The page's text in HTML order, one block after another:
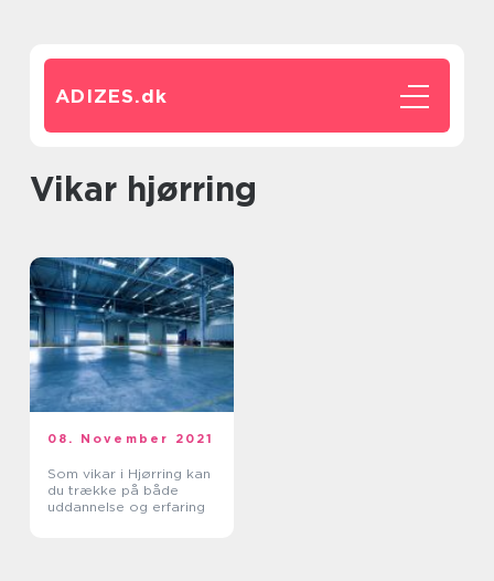
ADIZES.dk
vikar hjørring
08. November 2021
Som vikar i Hjørring kan
du trække på både
uddannelse og erfaring